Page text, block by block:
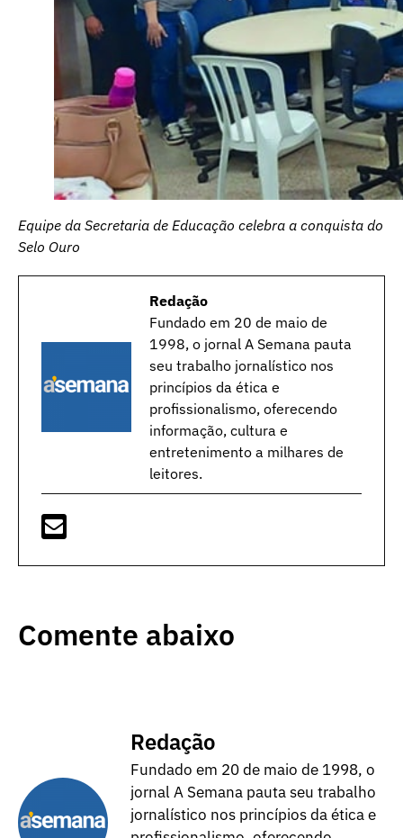
Equipe da Secretaria de Educação celebra a conquista do
Selo Ouro
Redação
Fundado em 20 de maio de
1998, o jornal A Semana pauta
seu trabalho jornalístico nos
princípios da ética e
profissionalismo, oferecendo
informação, cultura e
entretenimento a milhares de
leitores.
Comente abaixo
Redação
Fundado em 20 de maio de 1998, o
jornal A Semana pauta seu trabalho
jornalístico nos princípios da ética e